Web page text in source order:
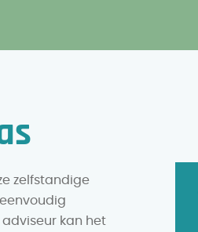
zelfstandige
kan het